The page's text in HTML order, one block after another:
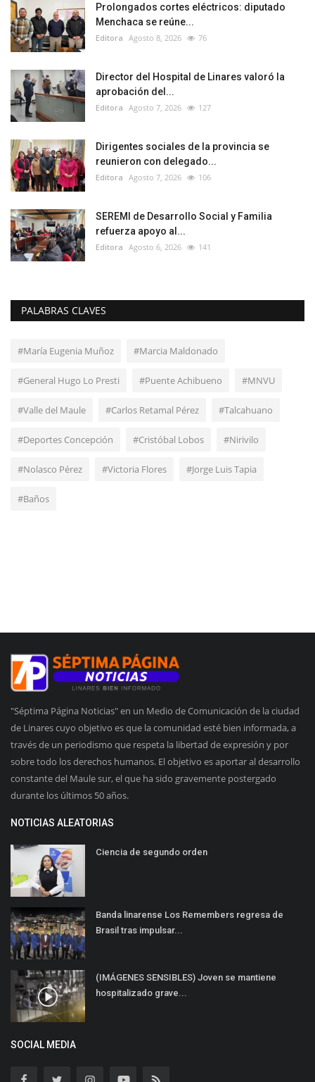
Prolongados cortes eléctricos: diputado
Menchaca se reúne...
Editora Agosto 8, 2026 76
Director del Hospital de Linares valoró la
aprobación del...
Editora Agosto 7, 2026 127
Dirigentes sociales de la provincia se
reunieron con delegado...
Editora Agosto 7, 2026 106
SEREMI de Desarrollo Social y Familia
refuerza apoyo al...
Editora Agosto 6, 2026 141
PALABRAS CLAVES
#María Eugenia Muñoz #Marcia Maldonado
#General Hugo Lo Presti #Puente Achibueno #MNVU
#Valle del Maule #Carlos Retamal Pérez #Talcahuano
#Deportes Concepción #Cristóbal Lobos #Nirivilo
#Nolasco Pérez #Victoria Flores #Jorge Luis Tapia
#Baños
"Séptima Página Noticias" en un Medio de Comunicación de la ciudad
de Linares cuyo objetivo es que la comunidad esté bien informada, a
través de un periodismo que respeta la libertad de expresión y por
sobre todo los derechos humanos. El objetivo es aportar al desarrollo
constante del Maule sur, el que ha sido gravemente postergado
durante los últimos 50 años.
NOTICIAS ALEATORIAS
Ciencia de segundo orden
Banda linarense Los Remembers regresa de
Brasil tras impulsar...
(IMÁGENES SENSIBLES) Joven se mantiene
hospitalizado grave...
SOCIAL MEDIA